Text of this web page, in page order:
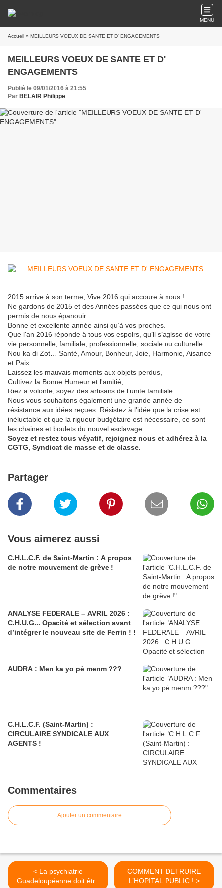
MENU
Accueil » MEILLEURS VOEUX DE SANTE ET D' ENGAGEMENTS
MEILLEURS VOEUX DE SANTE ET D'
ENGAGEMENTS
Publié le 09/01/2016 à 21:55
Par BELAIR Philippe
2015 arrive à son terme, Vive 2016 qui accoure à nous !
Ne gardons de 2015 et des Années passées que ce qui nous ont
permis de nous épanouir.
Bonne et excellente année ainsi qu’à vos proches.
Que l'an 2016 réponde à tous vos espoirs, qu’il s’agisse de votre
vie personnelle, familiale, professionnelle, sociale ou culturelle.
Nou ka di Zot… Santé, Amour, Bonheur, Joie, Harmonie, Aisance
et Paix.
Laissez les mauvais moments aux objets perdus,
Cultivez la Bonne Humeur et l'amitié,
Riez à volonté, soyez des artisans de l’unité familiale.
Nous vous souhaitons également une grande année de
résistance aux idées reçues. Résistez à l'idée que la crise est
inéluctable et que la rigueur budgétaire est nécessaire, ce sont
les chaines et boulets du nouvel esclavage.
Soyez et restez tous véyatif, rejoignez nous et adhérez à la
CGTG, Syndicat de masse et de classe.
Partager
Vous aimerez aussi
C.H.L.C.F. de Saint-Martin : A propos
de notre mouvement de grève !
ANALYSE FEDERALE – AVRIL 2026 :
C.H.U.G... Opacité et sélection avant
d’intégrer le nouveau site de Perrin ! !
AUDRA : Men ka yo pè menm ???
C.H.L.C.F. (Saint-Martin) :
CIRCULAIRE SYNDICALE AUX
AGENTS !
Commentaires
Ajouter un commentaire
< La psychiatrie
Guadeloupéenne doit être
COMMENT DETRUIRE
L’HOPITAL PUBLIC ! >